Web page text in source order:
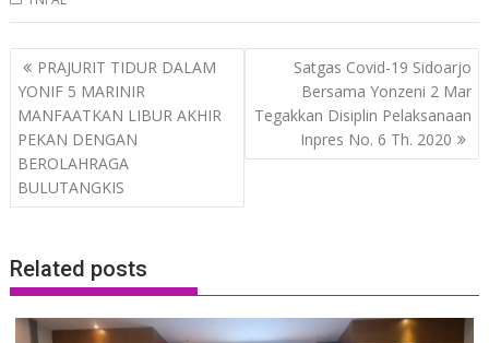
Post
navigation
PRAJURIT TIDUR DALAM
YONIF 5 MARINIR
MANFAATKAN LIBUR AKHIR
PEKAN DENGAN
BEROLAHRAGA
BULUTANGKIS
Satgas Covid-19 Sidoarjo
Bersama Yonzeni 2 Mar
Tegakkan Disiplin Pelaksanaan
Inpres No. 6 Th. 2020
Related posts